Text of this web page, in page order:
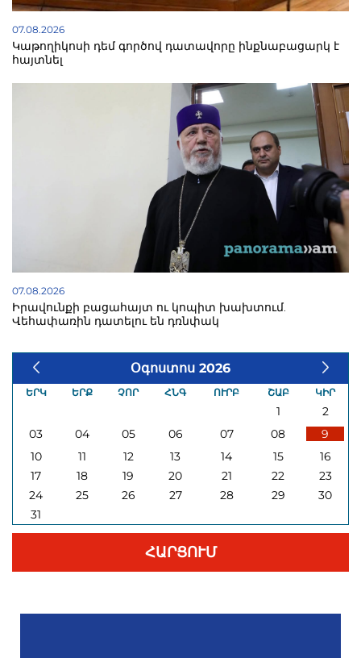
07.08.2026
Կաթողիկոսի դեմ գործով դատավորը ինքնաբացարկ է
հայտնել
07.08.2026
Իրավունքի բացահայտ ու կոպիտ խախտում.
Վեհափառին դատելու են դռնփակ
Օգոստոս 2026
ԵՐԿ ԵՐՔ ՉՈՐ ՀՆԳ ՈՒՐԲ ՇԱԲ ԿԻՐ
1
2
03
04 05 06 07 08
9
10
11 12 13 14 15
16
17
18 19 20 21 22
23
24
25 26 27 28 29
30
31
ՀԱՐՑՈՒՄ